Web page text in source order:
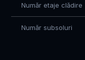
Număr etaje clădire
Număr subsoluri